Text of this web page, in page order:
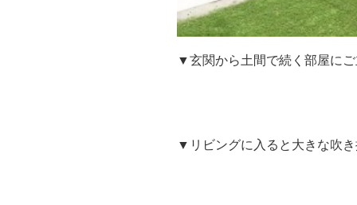
▼玄関から土間で続く部屋に
▼リビングに入ると大きな吹